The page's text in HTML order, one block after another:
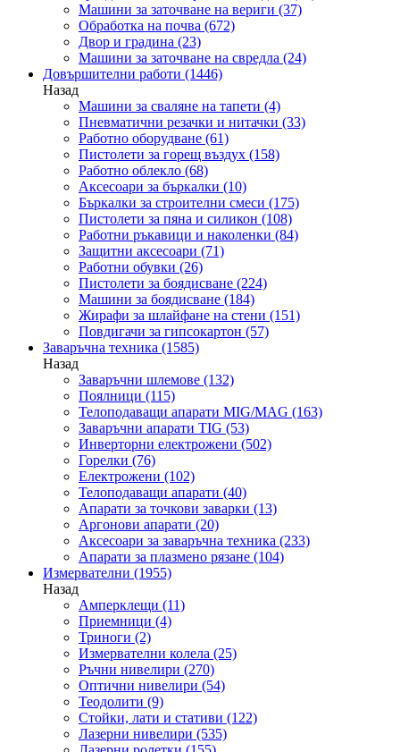
Машини за заточване на вериги (37)
Обработка на почва (672)
Двор и градина (23)
Машини за заточване на свредла (24)
Довършителни работи (1446)
Назад
Машини за сваляне на тапети (4)
Пневматични резачки и нитачки (33)
Работно оборудване (61)
Пистолети за горещ въздух (158)
Работно облекло (68)
Аксесоари за бъркалки (10)
Бъркалки за строителни смеси (175)
Пистолети за пяна и силикон (108)
Работни ръкавици и наколенки (84)
Защитни аксесоари (71)
Работни обувки (26)
Пистолети за боядисване (224)
Машини за боядисване (184)
Жирафи за шлайфане на стени (151)
Повдигачи за гипсокартон (57)
Заваръчна техника (1585)
Назад
Заваръчни шлемове (132)
Поялници (115)
Телоподаващи апарати MIG/MAG (163)
Заваръчни апарати TIG (53)
Инверторни електрожени (502)
Горелки (76)
Електрожени (102)
Телоподаващи апарати (40)
Апарати за точкови заварки (13)
Аргонови апарати (20)
Аксесоари за заваръчна техника (233)
Апарати за плазмено рязане (104)
Измервателни (1955)
Назад
Амперклещи (11)
Приемници (4)
Триноги (2)
Измервателни колела (25)
Ръчни нивелири (270)
Оптични нивелири (54)
Теодолити (9)
Стойки, лати и стативи (122)
Лазерни нивелири (535)